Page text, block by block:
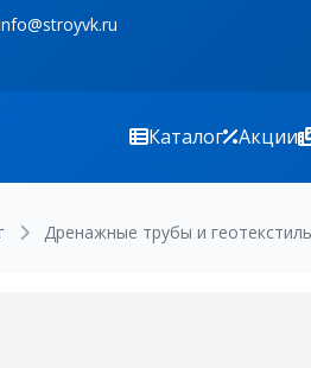
Каталог Акции
Дренажные трубы и геотекстиль